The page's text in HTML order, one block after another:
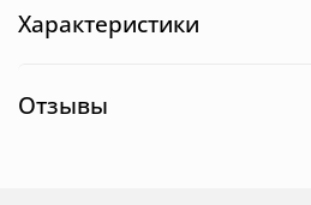
Характеристики
Отзывы